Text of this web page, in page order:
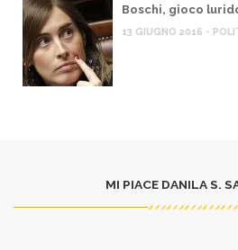
Boschi, gioco
13 GIUGNO 2016 -
MI PIACE DANILA S.